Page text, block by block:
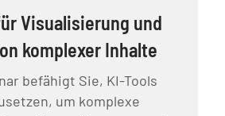
Visualisierung und
komplexer Inhalte
befähigt Sie, KI-Tools
um komplexe